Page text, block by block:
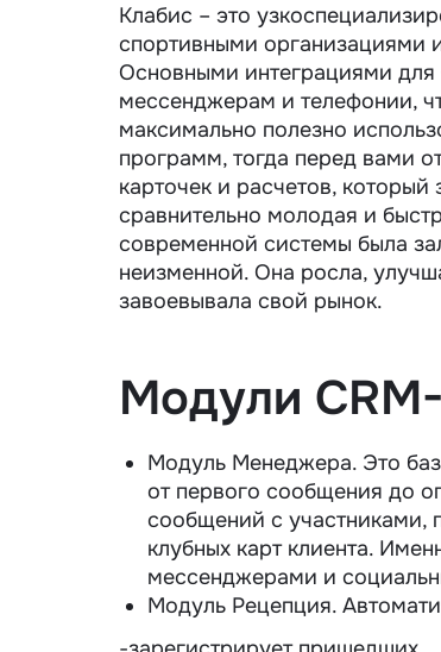
Клабис – это
спортивными организациями
Основными интеграциями
мессенджерам и телефонии,
максимально полезно
программ, тогда перед вами
карточек и расчетов,
сравнительно молодая и
современной системы была
неизменной. Она росла,
завоевывала свой рынок.
Модули
Модуль Менеджера. Это
от первого сообщения до
сообщений с участниками,
клубных карт клиента.
мессенджерами и
Модуль Рецепция.